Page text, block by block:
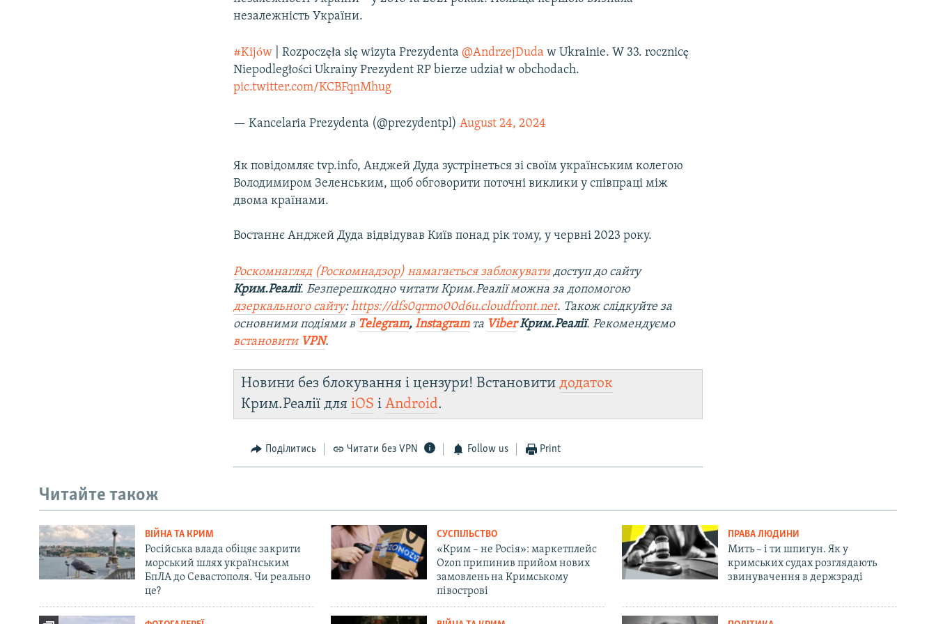
незалежність України.
#Kijów | Rozpoczęła się wizyta Prezydenta@AndrzejDuda w Ukrainie. W 33. rocznicę
Niepodległości Ukrainy Prezydent RP bierze udział w obchodach.
pic.twitter.com/KCBFqnMhug
— Kancelaria Prezydenta (@prezydentpl)August 24, 2024
Як повідомляє tvp.info, Анджей Дуда зустрінеться зі своїм українським колегою
Володимиром Зеленським, щоб обговорити поточні виклики у співпраці між
двома країнами.
Востаннє Анджей Дуда відвідував Київ понад рік тому, у червні 2023 року.
Роскомнагляд (Роскомнадзор) намагається заблокуватидоступ до сайту
Крим.Реалії. Безперешкодно читати Крим.Реалії можна за допомогою
дзеркального сайту:https://dfs0qrmo00d6u.cloudfront.net. Також слідкуйте за
основними подіями в Telegram,Instagramта ViberКрим.Реалії. Рекомендуємо
встановити VPN.
Новини без блокування і цензури! Встановитидодаток
Крим.Реалії дляiOS іAndroid.
Поділитись Читати без VPN Follow us Print
Читайте також
ВІЙНА ТА КРИМ
Російська влада обіцяє закрити
морський шлях українським
БпЛА до Севастополя. Чи реально
це?
СУСПІЛЬСТВО
«Крим – не Росія»: маркетплейс
Ozon припинив прийом нових
замовлень на Кримському
півострові
ПРАВА ЛЮДИНИ
Мить – і ти шпигун. Як у
кримських судах розглядають
звинувачення в держзраді